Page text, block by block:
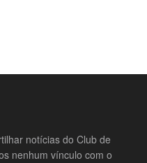
notícias do Club de
nenhum vínculo com o